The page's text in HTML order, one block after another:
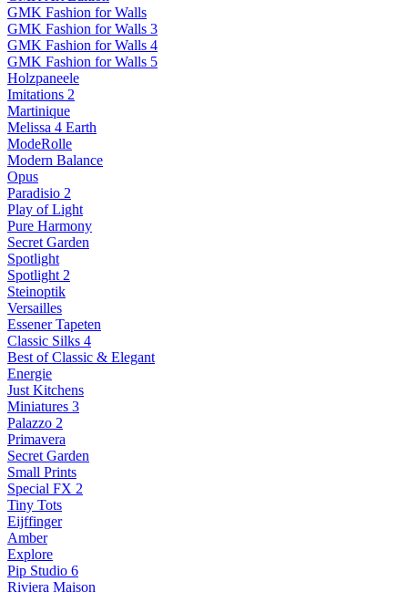
GMK Fashion for Walls
GMK Fashion for Walls 3
GMK Fashion for Walls 4
GMK Fashion for Walls 5
Holzpaneele
Imitations 2
Martinique
Melissa 4 Earth
ModeRolle
Modern Balance
Opus
Paradisio 2
Play of Light
Pure Harmony
Secret Garden
Spotlight
Spotlight 2
Steinoptik
Versailles
Essener Tapeten
Classic Silks 4
Best of Classic & Elegant
Energie
Just Kitchens
Miniatures 3
Palazzo 2
Primavera
Secret Garden
Small Prints
Special FX 2
Tiny Tots
Eijffinger
Amber
Explore
Pip Studio 6
Riviera Maison